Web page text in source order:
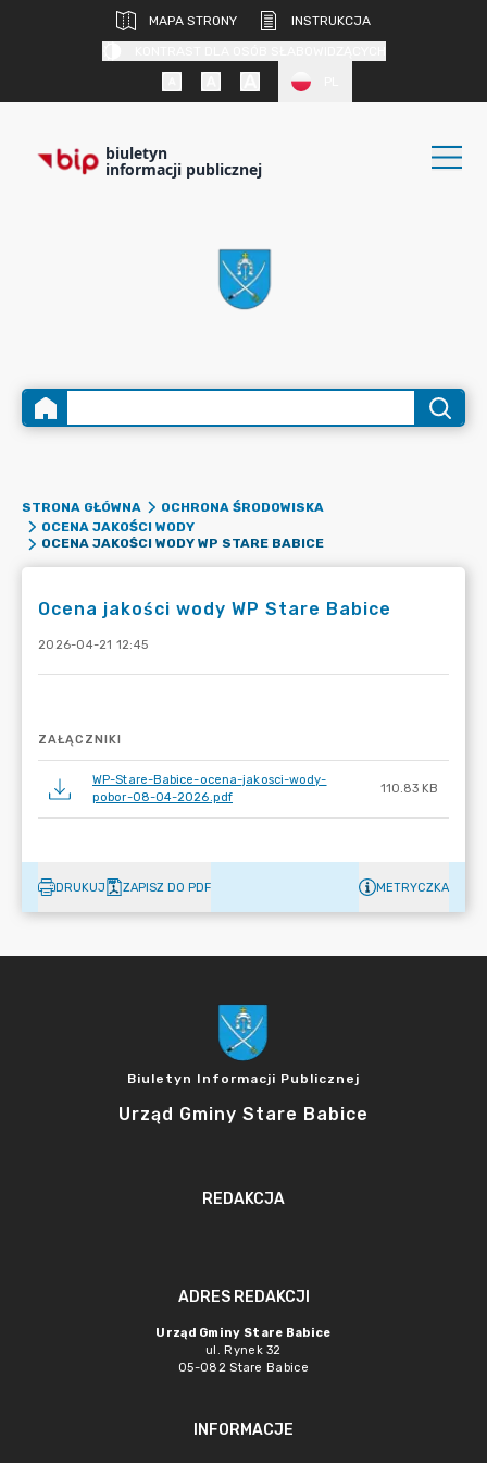
MAPA STRONY
INSTRUKCJA
biuletyn
informacji publicznej
STRONA GŁÓWNA
OCHRONA ŚRODOWISKA
OCENA JAKOŚCI WODY
OCENA JAKOŚCI WODY WP STARE BABICE
Ocena jakości wody WP Stare Babice
2026-04-21 12:45
ZAŁĄCZNIKI
WP-Stare-Babice-ocena-jakosci-wody-
pobor-08-04-2026.pdf
110.83 KB
DRUKUJ ZAPISZ DO PDF METRYCZKA
Biuletyn Informacji Publicznej
Urząd Gminy Stare Babice
REDAKCJA
ADRES REDAKCJI
Urząd Gminy Stare Babice
ul. Rynek 32
05-082 Stare Babice
INFORMACJE